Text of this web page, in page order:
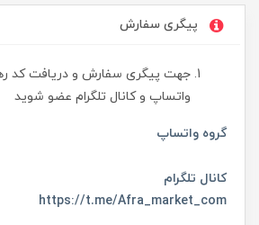
پیگری سفارش
جهت پیگری سفارش و دریافت کد
واتساپ و کانال تلگرام عضو شوید
گروه واتساپ
کانال تلگرام
https://t.me/Afra_market_com